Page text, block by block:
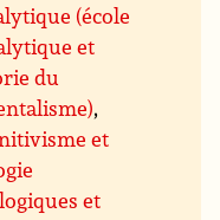
(école
et
du
,
et
et